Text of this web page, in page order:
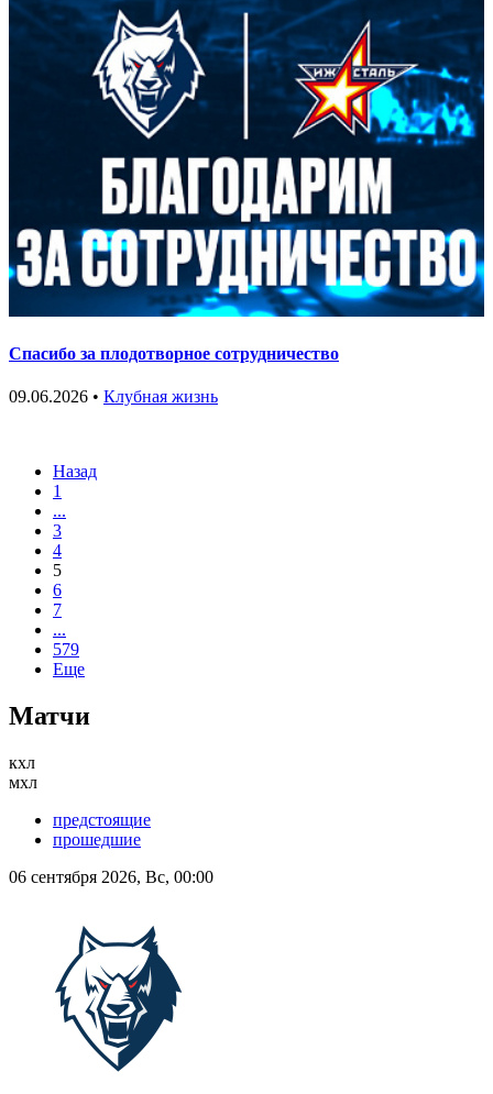
Спасибо за плодотворное сотрудничество
09.06.2026 • Клубная жизнь
Назад
1
...
3
4
5
6
7
...
579
Еще
Матчи
кхл
мхл
предстоящие
прошедшие
06 сентября 2026, Вс, 00:00